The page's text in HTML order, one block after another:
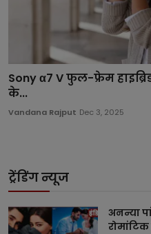
Sony α7 V फुल-फ्रेम
के...
Vandana Rajput Dec 3, 2025
ट्रेंडिंग न्यूज
अनन्या